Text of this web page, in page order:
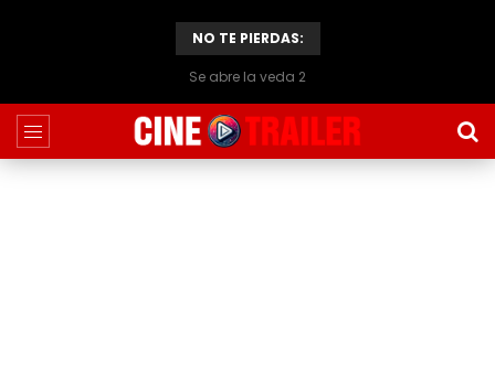
NO TE PIERDAS:
Se abre la veda 2